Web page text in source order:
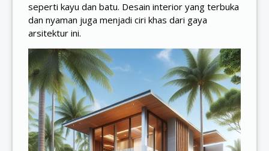
seperti kayu dan batu. Desain interior yang terbuka
dan nyaman juga menjadi ciri khas dari gaya
arsitektur ini.